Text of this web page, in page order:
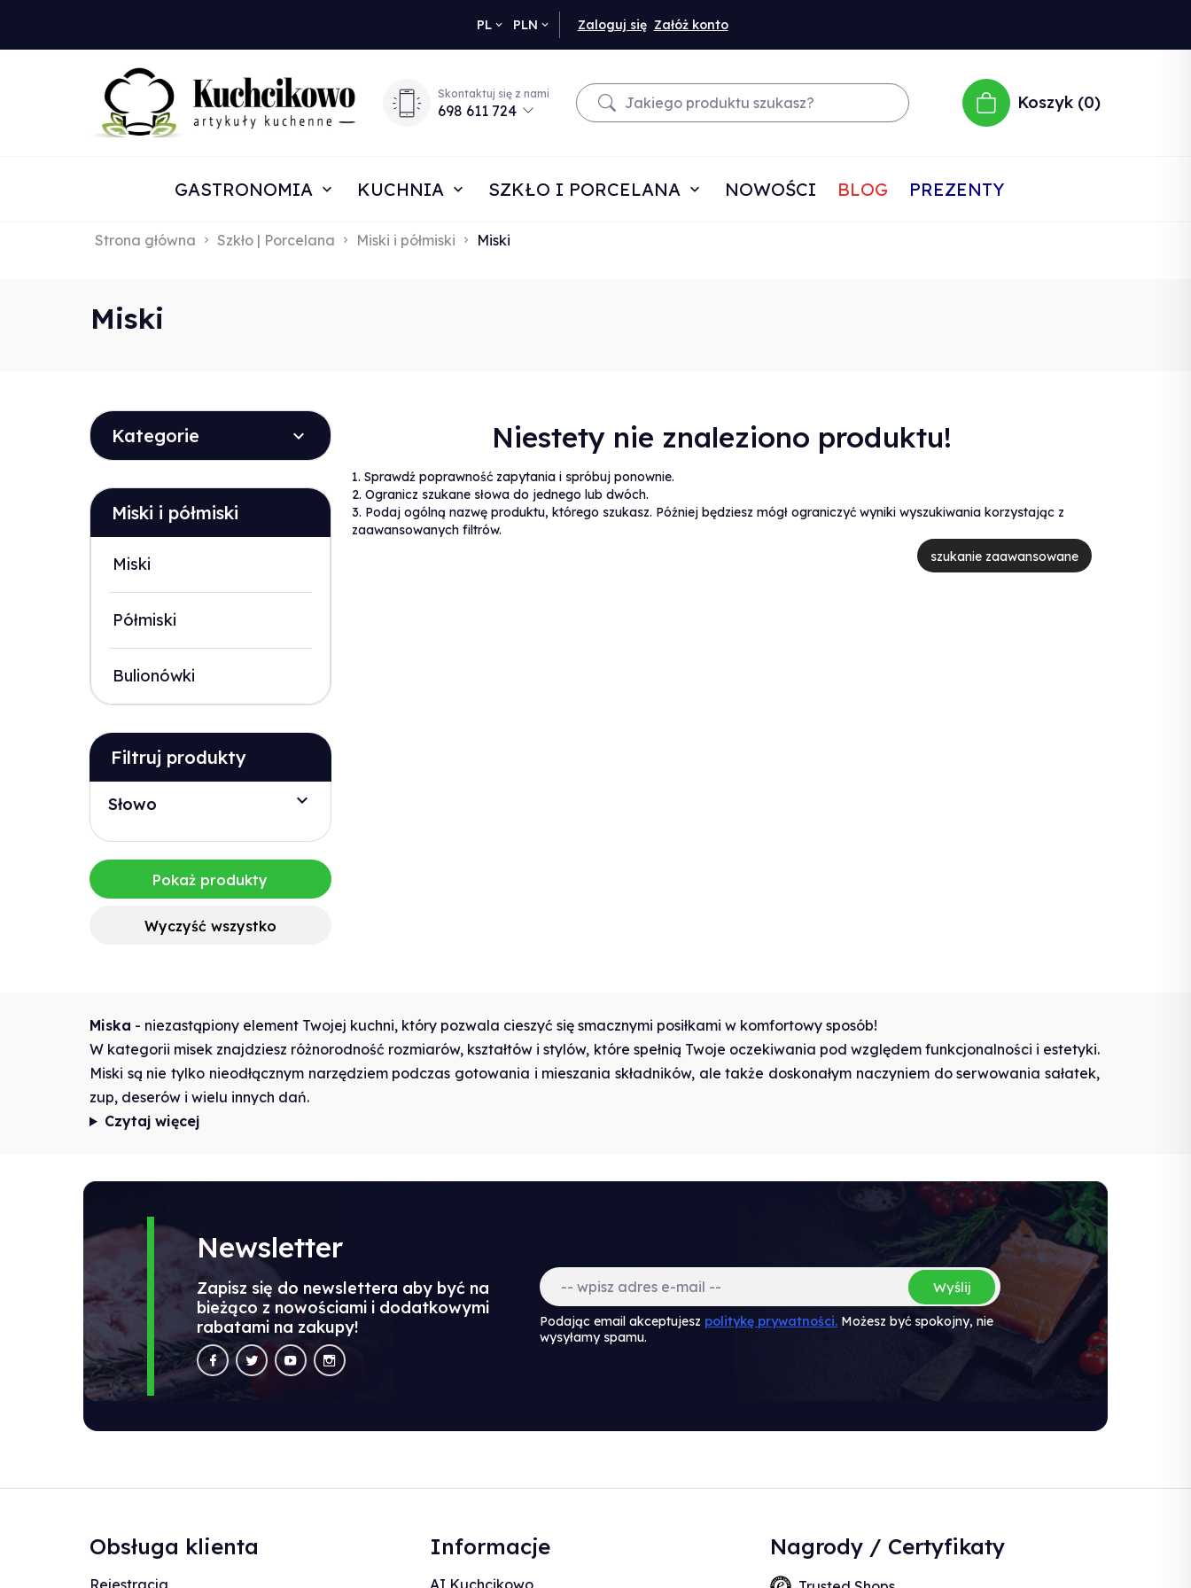
PL currency_h
PLN Zaloguj się Załóż konto
Skontaktuj się z nami
698 611 724 Koszyk 0
GASTRONOMIA KUCHNIA SZKŁO I PORCELANA NOWOŚCI BLOG PREZENTY
Strona główna Szkło | Porcelana Miski i półmiski Miski
Miski
Kategorie
Miski i półmiski
Miski
Półmiski
Bulionówki
Filtruj produkty
Słowo
Pokaż produkty
Wyczyść wszystko
Niestety nie znaleziono produktu!
1. Sprawdź poprawność zapytania i spróbuj ponownie.
2. Ogranicz szukane słowa do jednego lub dwóch.
3. Podaj ogólną nazwę produktu, którego szukasz. Później będziesz mógł ograniczyć wyniki wyszukiwania korzystając z
zaawansowanych filtrów.
szukanie zaawansowane
Miska - niezastąpiony element Twojej kuchni, który pozwala cieszyć się smacznymi posiłkami w komfortowy sposób!
W kategorii misek znajdziesz różnorodność rozmiarów, kształtów i stylów, które spełnią Twoje oczekiwania pod względem funkcjonalności i estetyki.
Miski są nie tylko nieodłącznym narzędziem podczas gotowania i mieszania składników, ale także doskonałym naczyniem do serwowania sałatek,
zup, deserów i wielu innych dań.
Czytaj więcej
Newsletter
Zapisz się do newslettera aby być na
bieżąco z nowościami i dodatkowymi
rabatami na zakupy!
Wyślij
Podając email akceptujesz politykę prywatności. Możesz być spokojny, nie
wysyłamy spamu.
Obsługa klienta
Rejestracja
Informacje
AI Kuchcikowo
Nagrody / Certyfikaty